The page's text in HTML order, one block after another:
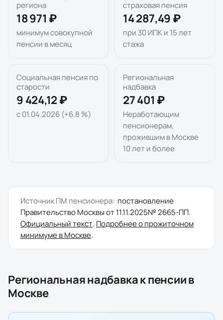
региона
18 971 ₽
минимум совокупной
пенсии в месяц
страховая пенсия
14 287,49 ₽
при 30 ИПК и 15 лет
стажа
Социальная пенсия по
старости
9 424,12 ₽
с 01.04.2026 (+6.8 %)
Региональная
надбавка
27 401 ₽
Неработающим
пенсионерам,
прожившим в Москве
10 лет и более
Источник ПМ пенсионера: постановление
Правительство Москвыот11.11.2025№2665-ПП.
Официальный текст. Подробнее о прожиточном
минимуме вМоскве.
Региональная надбавка к пенсии в
Москве